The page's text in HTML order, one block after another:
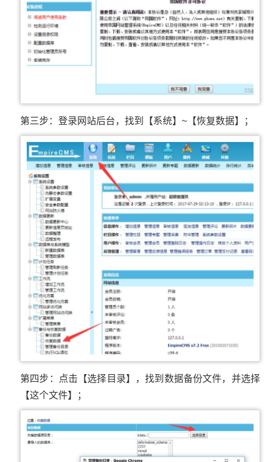
第三步：登录网站后台，找到【系统】~【恢复数据】；
第四步：点击【选择目录】，找到数据备份文件，并选择
【这个文件】；